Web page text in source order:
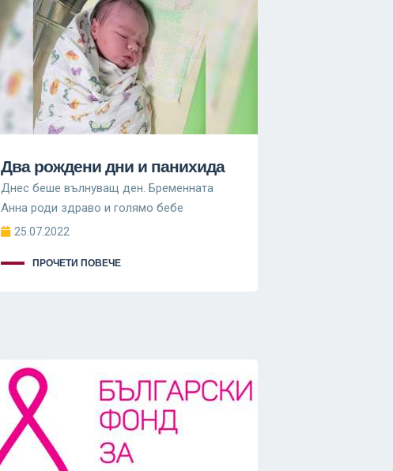
Два рождени дни и панихида
Днес беше вълнуващ ден. Бременната
Анна роди здраво и голямо бебе
25.07.2022
ПРОЧЕТИ ПОВЕЧЕ